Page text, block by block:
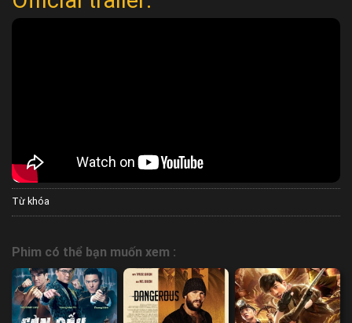
Từ khóa
Phim có thể bạn muốn xem :